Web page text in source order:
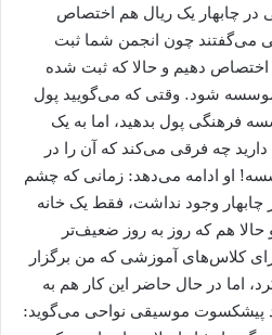
در چابهار یک ریال هم اختصاص
می‌گفتند چون انجمن شما ثبت
اختصاص دهیم و حالا که ثبت شده
موسسه شود. وقتی که می‌گویید پول
فرهنگی پول بدهید، اما به یک
چه فرقی می‌کند که آن را در
او ادامه می‌دهد: زمانی که چشم
چابهار وجود نداشت، فقط یک خانه
هم که روز به روز ضعیف‌تر
کلاس‌های آموزشی که من برگزار
اما در حال حاضر این کار هم به
پیشکسوت موسیقی نواحی می‌گوید: